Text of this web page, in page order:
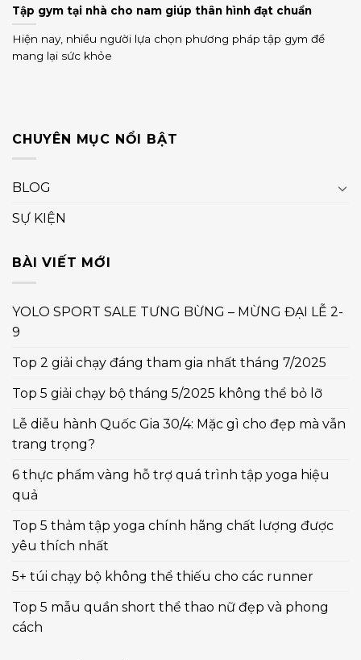
Tập gym tại nhà cho nam giúp thân hình đạt chuẩn
Hiện nay, nhiều người lựa chọn phương pháp tập gym để
mang lại sức khỏe
CHUYÊN MỤC NỔI BẬT
BLOG
SỰ KIỆN
BÀI VIẾT MỚI
YOLO SPORT SALE TƯNG BỪNG – MỪNG ĐẠI LỄ 2-
9
Top 2 giải chạy đáng tham gia nhất tháng 7/2025
Top 5 giải chạy bộ tháng 5/2025 không thể bỏ lỡ
Lễ diễu hành Quốc Gia 30/4: Mặc gì cho đẹp mà vẫn
trang trọng?
6 thực phẩm vàng hỗ trợ quá trình tập yoga hiệu
quả
Top 5 thảm tập yoga chính hãng chất lượng được
yêu thích nhất
5+ túi chạy bộ không thể thiếu cho các runner
Top 5 mẫu quần short thể thao nữ đẹp và phong
cách